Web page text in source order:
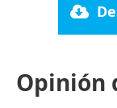
Opinión